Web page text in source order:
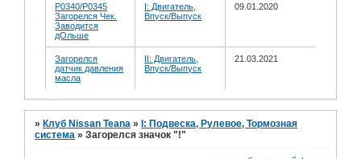
P0340/P0345
Загорелся Чек.
Заводится
дОльше
I: Двигатель,
Впуск/Выпуск
09.01.2020
Загорелся
датчик давления
масла
II: Двигатель,
Впуск/Выпуск
21.03.2021
» Клуб Nissan Teana » I: Подвеска, Рулевое, Тормозная
система »Загорелся значок "!"